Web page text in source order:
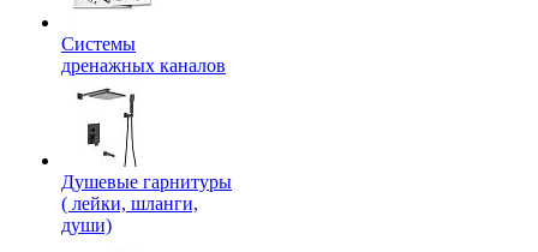
Системы
дренажных каналов
Душевые гарнитуры
( лейки, шланги,
души)